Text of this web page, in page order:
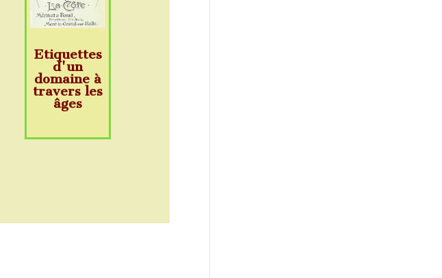
Etiquettes
d'un
domaine à
travers les
âges